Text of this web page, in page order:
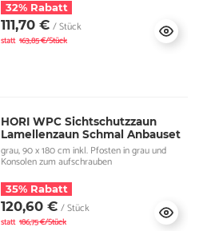
32% Rabatt
111,70 € / Stück
statt 163,85 €/Stück
HORI WPC Sichtschutzzaun
Lamellenzaun Schmal Anbauset
grau, 90 x 180 cm inkl. Pfosten in grau und
Konsolen zum aufschrauben
35% Rabatt
120,60 € / Stück
statt 186,75 €/Stück